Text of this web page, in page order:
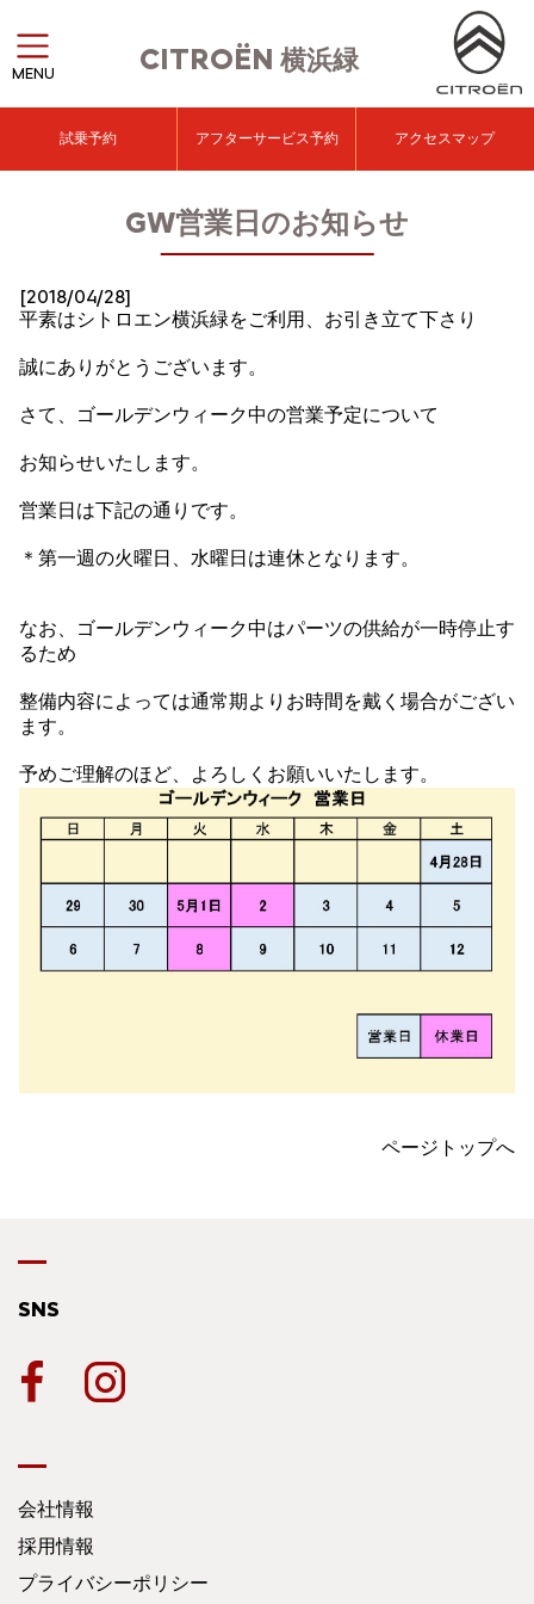
CITROËN 横浜緑
MENU
試乗予約 アフターサービス予約 アクセスマップ
GW営業日のお知らせ
[2018/04/28]
平素はシトロエン横浜緑をご利用、お引き立て下さり
誠にありがとうございます。
さて、ゴールデンウィーク中の営業予定について
お知らせいたします。
営業日は下記の通りです。
＊第一週の火曜日、水曜日は連休となります。
なお、ゴールデンウィーク中はパーツの供給が一時停止す
るため
整備内容によっては通常期よりお時間を戴く場合がござい
ます。
予めご理解のほど、よろしくお願いいたします。
ページトップへ
SNS
会社情報
採用情報
プライバシーポリシー